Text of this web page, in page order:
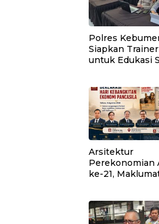
Polres
Siapkan
untuk Edukasi
Arsitektur
Perekonomian
ke-21,
Menuju
Ekonomi